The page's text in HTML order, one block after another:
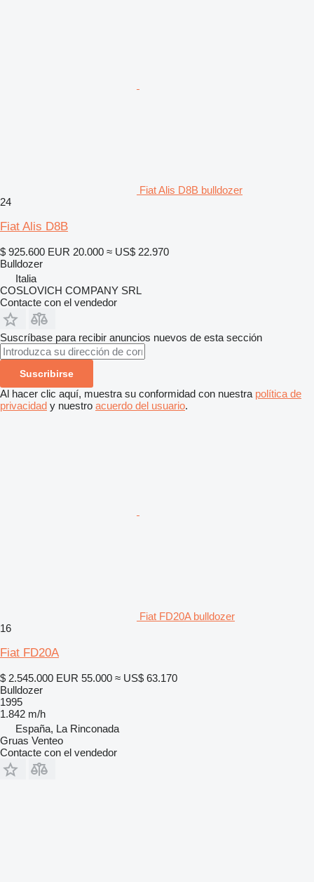
Fiat Alis D8B bulldozer
24
Fiat Alis D8B
$ 925.600 EUR 20.000 ≈ US$ 22.970
Bulldozer
Italia
COSLOVICH COMPANY SRL
Contacte con el vendedor
Suscríbase para recibir anuncios nuevos de esta sección
Suscribirse
Al hacer clic aquí, muestra su conformidad con nuestra política de
privacidad y nuestro acuerdo del usuario.
Fiat FD20A bulldozer
16
Fiat FD20A
$ 2.545.000 EUR 55.000 ≈ US$ 63.170
Bulldozer
1995
1.842 m/h
España, La Rinconada
Gruas Venteo
Contacte con el vendedor